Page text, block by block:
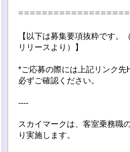
【以下は募集要項抜粋です。
リリースより）】
*ご応募の際には上記リンク先
必ずご確認ください。
----
スカイマークは、客室乗務職
り実施します。